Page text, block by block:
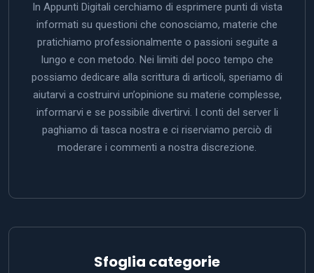
In Appunti Digitali cerchiamo di esprimere punti di vista
informati su questioni che conosciamo, materie che
pratichiamo professionalmente o passioni seguite a
lungo e con metodo. Nei limiti del poco tempo che
possiamo dedicare alla scrittura di articoli, speriamo di
aiutarvi a costruirvi un’opinione su materie complesse,
informarvi e se possibile divertirvi. I conti del server li
paghiamo di tasca nostra e ci riserviamo perciò di
moderare i commenti a nostra discrezione.
Sfoglia categorie